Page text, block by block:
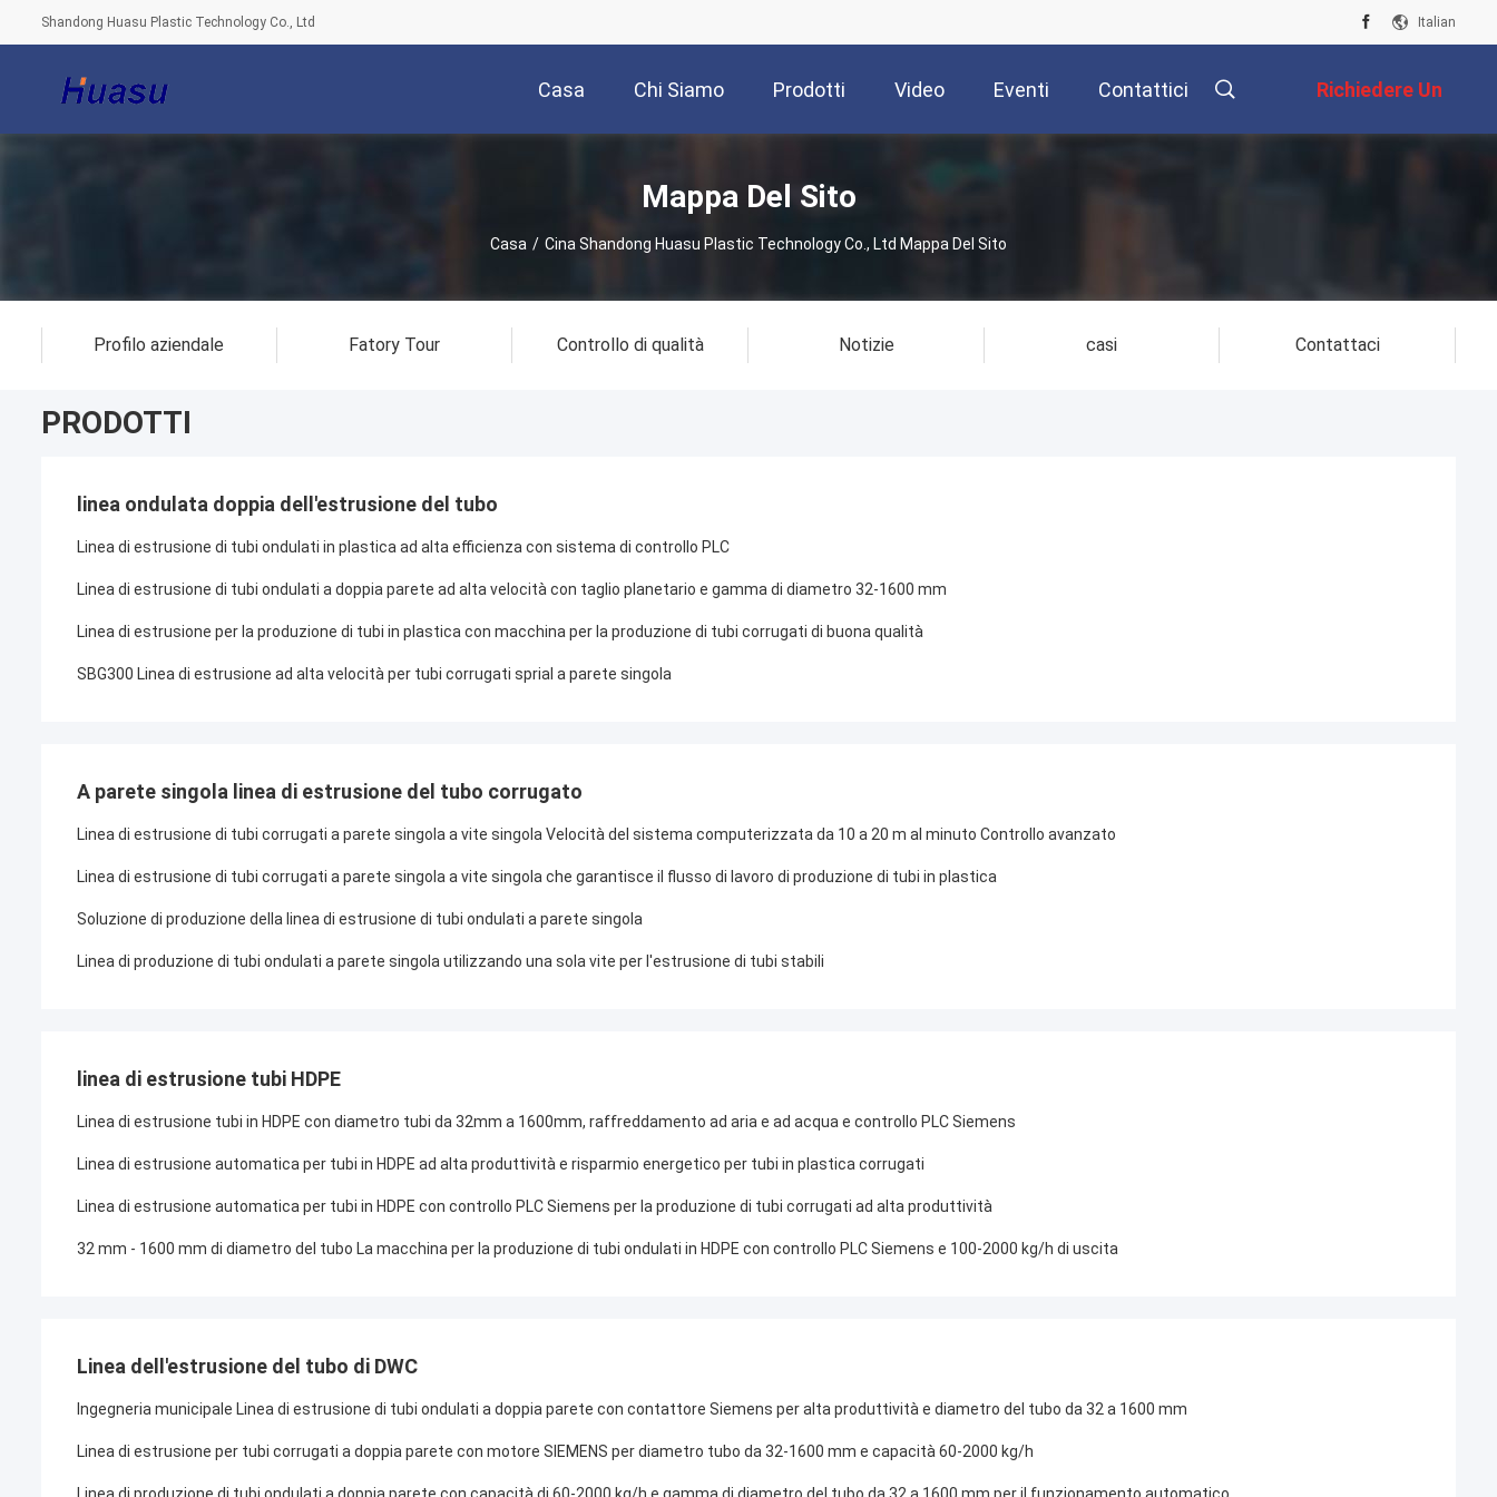
Shandong Huasu Plastic Technology Co., Ltd Italian
Casa Chi Siamo Prodotti Video Eventi Contattici Richiedere Un
Preventivo
Mappa Del Sito
Casa / Cina Shandong Huasu Plastic Technology Co., Ltd Mappa Del Sito
Profilo aziendale Fatory Tour Controllo di qualità Notizie casi Contattaci
PRODOTTI
linea ondulata doppia dell'estrusione del tubo
Linea di estrusione di tubi ondulati in plastica ad alta efficienza con sistema di controllo PLC
Linea di estrusione di tubi ondulati a doppia parete ad alta velocità con taglio planetario e gamma di diametro 32-1600 mm
Linea di estrusione per la produzione di tubi in plastica con macchina per la produzione di tubi corrugati di buona qualità
SBG300 Linea di estrusione ad alta velocità per tubi corrugati sprial a parete singola
A parete singola linea di estrusione del tubo corrugato
Linea di estrusione di tubi corrugati a parete singola a vite singola Velocità del sistema computerizzata da 10 a 20 m al minuto Controllo avanzato
Linea di estrusione di tubi corrugati a parete singola a vite singola che garantisce il flusso di lavoro di produzione di tubi in plastica
Soluzione di produzione della linea di estrusione di tubi ondulati a parete singola
Linea di produzione di tubi ondulati a parete singola utilizzando una sola vite per l'estrusione di tubi stabili
linea di estrusione tubi HDPE
Linea di estrusione tubi in HDPE con diametro tubi da 32mm a 1600mm, raffreddamento ad aria e ad acqua e controllo PLC Siemens
Linea di estrusione automatica per tubi in HDPE ad alta produttività e risparmio energetico per tubi in plastica corrugati
Linea di estrusione automatica per tubi in HDPE con controllo PLC Siemens per la produzione di tubi corrugati ad alta produttività
32 mm - 1600 mm di diametro del tubo La macchina per la produzione di tubi ondulati in HDPE con controllo PLC Siemens e 100-2000 kg/h di uscita
Linea dell'estrusione del tubo di DWC
Ingegneria municipale Linea di estrusione di tubi ondulati a doppia parete con contattore Siemens per alta produttività e diametro del tubo da 32 a 1600 mm
Linea di estrusione per tubi corrugati a doppia parete con motore SIEMENS per diametro tubo da 32-1600 mm e capacità 60-2000 kg/h